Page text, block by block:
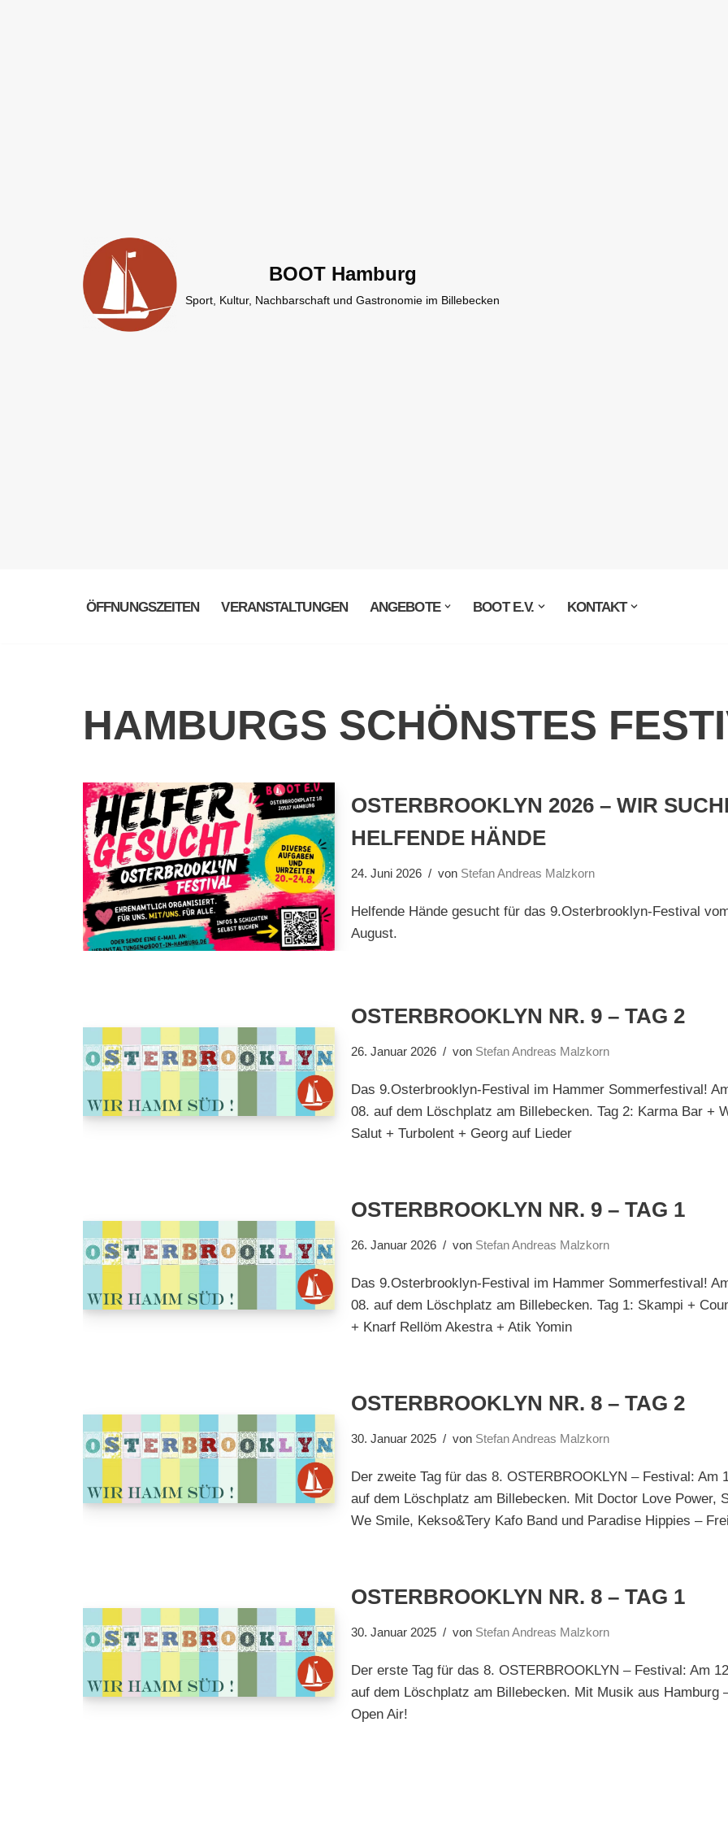
BOOT Hamburg
Sport, Kultur, Nachbarschaft und Gastronomie im Billebecken
ÖFFNUNGSZEITEN VERANSTALTUNGEN ANGEBOTE BOOT E.V. KONTAKT
HAMBURGS SCHÖNSTES
OSTERBROOKLYN 2026 – WIR
HELFENDE HÄNDE
24. Juni 2026 von Stefan Andreas Malzkorn
Helfende Hände gesucht für das 9.Osterbrooklyn-Festival
August.
OSTERBROOKLYN NR. 9 – TAG 2
26. Januar 2026 von Stefan Andreas Malzkorn
Das 9.Osterbrooklyn-Festival im Hammer Sommerfestival!
08. auf dem Löschplatz am Billebecken. Tag 2: Karma Bar +
Salut + Turbolent + Georg auf Lieder
OSTERBROOKLYN NR. 9 – TAG 1
26. Januar 2026 von Stefan Andreas Malzkorn
Das 9.Osterbrooklyn-Festival im Hammer Sommerfestival!
08. auf dem Löschplatz am Billebecken. Tag 1: Skampi +
+ Knarf Rellöm Akestra + Atik Yomin
OSTERBROOKLYN NR. 8 – TAG 2
30. Januar 2025 von Stefan Andreas Malzkorn
Der zweite Tag für das 8. OSTERBROOKLYN – Festival: Am
auf dem Löschplatz am Billebecken. Mit Doctor Love Power,
We Smile, Kekso&Tery Kafo Band und Paradise Hippies –
OSTERBROOKLYN NR. 8 – TAG 1
30. Januar 2025 von Stefan Andreas Malzkorn
Der erste Tag für das 8. OSTERBROOKLYN – Festival: Am
auf dem Löschplatz am Billebecken. Mit Musik aus Hamburg
Open Air!